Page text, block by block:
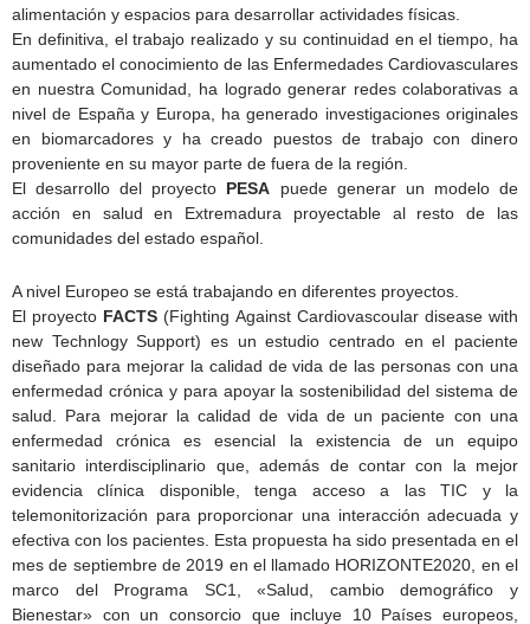
alimentación y espacios para desarrollar actividades físicas.
En definitiva, el trabajo realizado y su continuidad en el tiempo, ha
aumentado el conocimiento de las Enfermedades Cardiovasculares
en nuestra Comunidad, ha logrado generar redes colaborativas a
nivel de España y Europa, ha generado investigaciones originales
en biomarcadores y ha creado puestos de trabajo con dinero
proveniente en su mayor parte de fuera de la región.
El desarrollo del proyecto PESA puede generar un modelo de
acción en salud en Extremadura proyectable al resto de las
comunidades del estado español.
A nivel Europeo se está trabajando en diferentes proyectos.
El proyecto FACTS (Fighting Against Cardiovascoular disease with
new Technlogy Support) es un estudio centrado en el paciente
diseñado para mejorar la calidad de vida de las personas con una
enfermedad crónica y para apoyar la sostenibilidad del sistema de
salud. Para mejorar la calidad de vida de un paciente con una
enfermedad crónica es esencial la existencia de un equipo
sanitario interdisciplinario que, además de contar con la mejor
evidencia clínica disponible, tenga acceso a las TIC y la
telemonitorización para proporcionar una interacción adecuada y
efectiva con los pacientes. Esta propuesta ha sido presentada en el
mes de septiembre de 2019 en el llamado HORIZONTE2020, en el
marco del Programa SC1, «Salud, cambio demográfico y
Bienestar» con un consorcio que incluye 10 Países europeos,